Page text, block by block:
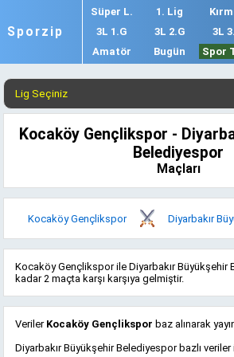
Sporzip
Süper L. 1. Lig
3L 1.G
3L 2.G 3L
Amatör
Bugün Spor
Kocaköy Gençlikspor -
Belediyespor
Maçları
Kocaköy Gençlikspor Diyarbakır
Kocaköy Gençlikspor ile Diyarbakır Büyükşehir
kadar 2 maçta karşı karşıya gelmiştir.
Veriler Kocaköy Gençlikspor baz alınarak
Diyarbakır Büyükşehir Belediyespor bazlı veriler